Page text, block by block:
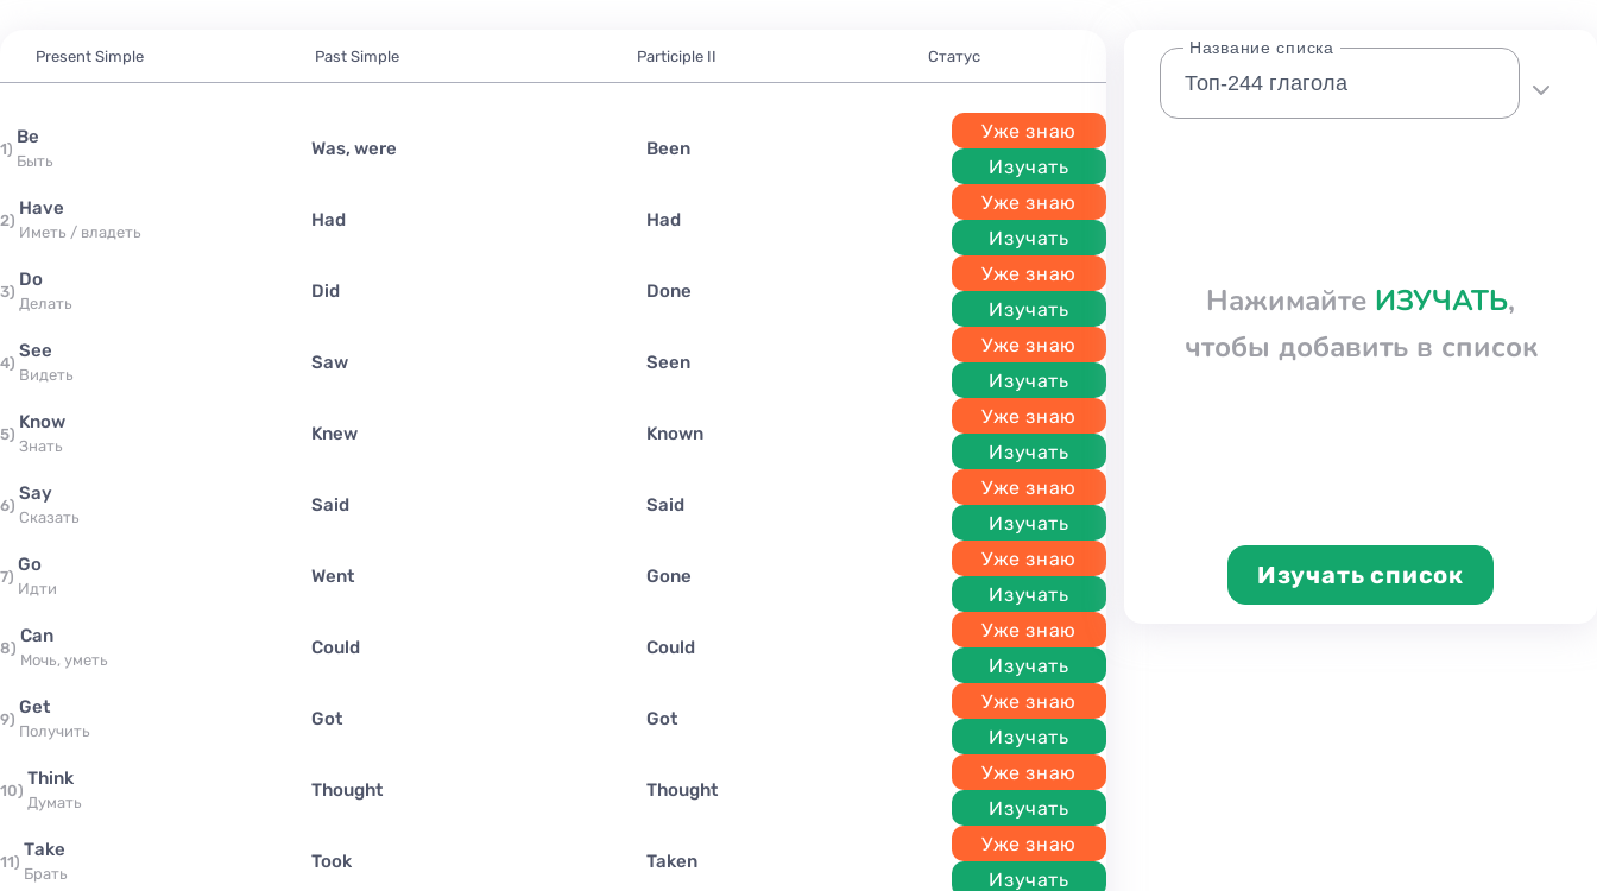
Present Simple Past Simple Participle II Статус
1)
be
быть
was, were been
Уже знаю
Изучать
2)
have
иметь / владеть
had had
Уже знаю
Изучать
3)
do
делать
did done
Уже знаю
Изучать
4)
see
видеть
saw seen
Уже знаю
Изучать
5)
know
знать
knew known
Уже знаю
Изучать
6)
say
сказать
said said
Уже знаю
Изучать
7)
go
идти
went gone
Уже знаю
Изучать
8)
can
Мочь, уметь
could could
Уже знаю
Изучать
9)
get
получить
got got
Уже знаю
Изучать
10)
think
думать
thought thought
Уже знаю
Изучать
11)
take
брать
took taken
Уже знаю
Изучать
Название списка
Нажимайте ИЗУЧАТЬ,
чтобы добавить в список
Изучать список